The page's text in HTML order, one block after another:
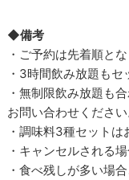
◆備考
・ご予約は先着順とな
・3時間飲み放題もセ
・無制限飲み放題も
お問い合わせください
・調味料3種セットは
・キャンセルされる
・食べ残しが多い場